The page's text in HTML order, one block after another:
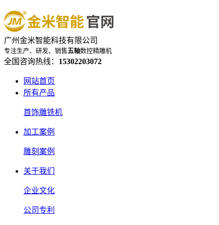
广州金米智能科技有限公司
专注生产、研发、销售五轴数控精雕机
全国咨询热线： 15302203072
网站首页
所有产品
首饰雕铣机
加工案例
雕刻案例
关于我们
企业文化
公司专利